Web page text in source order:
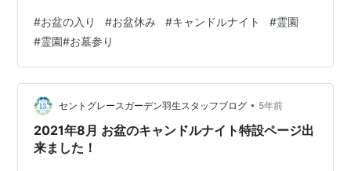
い！という皆様♪おしゃれな提灯で当園へお参りに来ませ
んか？園長はじめ、当園スタッフのこだわりが詰まった
オリジナルお盆提灯！ぜひ皆様にお使いいただけたら嬉
しいです！ 販売について ■限定50個販売■価格：税込
3,000円■お渡しについて：当園にてお渡し。現金でのお
支払いをお願いいたしま…
#お盆の入り #お盆休み #キャンドルナイト #霊園
#霊園#お墓参り
セントグレースガーデン羽生スタッフブログ • 5年前
2021年8月 お盆のキャンドルナイト特設ページ出
来ました！